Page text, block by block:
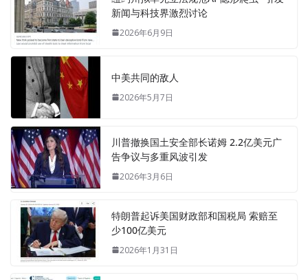
新闻与科技界激烈讨论
2026年6月9日
中美共同的敌人
2026年5月7日
川普撤换国土安全部长诺姆 2.2亿美元广
告争议与多重风波引发
2026年3月6日
特朗普起诉美国财政部和国税局 索赔至
少100亿美元
2026年1月31日